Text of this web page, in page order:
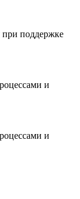
при поддержке
и
и